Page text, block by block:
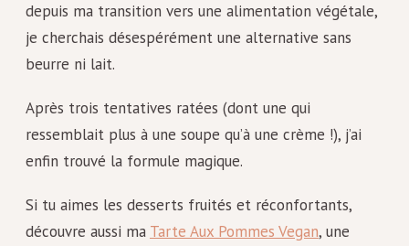
depuis ma transition vers une alimentation végétale,
je cherchais désespérément une alternative sans
beurre ni lait.
Après trois tentatives ratées (dont une qui
ressemblait plus à une soupe qu’à une crème !), j’ai
enfin trouvé la formule magique.
Si tu aimes les desserts fruités et réconfortants,
découvre aussi ma Tarte Aux Pommes Vegan, une